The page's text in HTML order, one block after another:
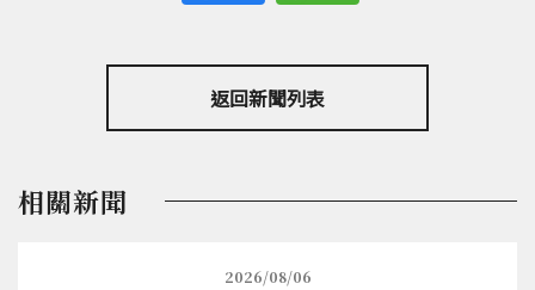
返回新聞列表
相關新聞
2026/08/06